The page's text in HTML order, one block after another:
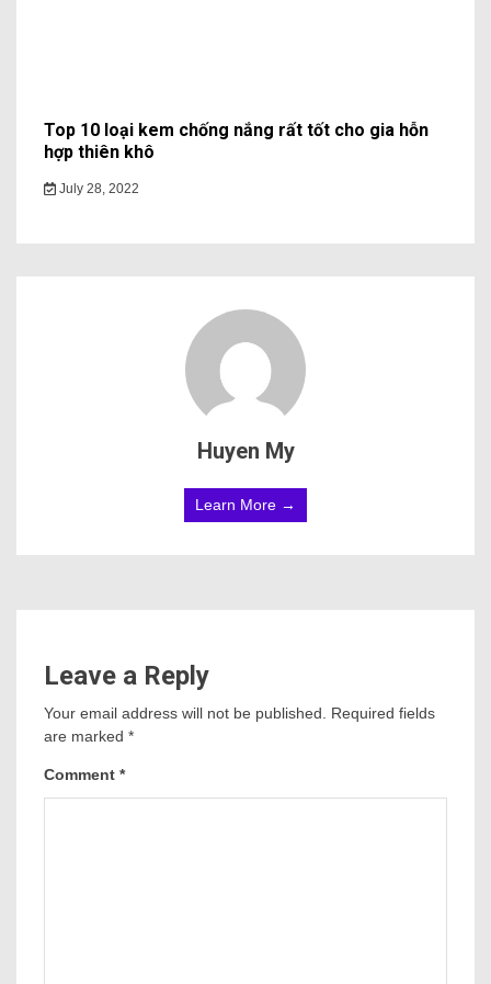
Top 10 loại kem chống nắng rất tốt cho gia hỗn
hợp thiên khô
July 28, 2022
Huyen My
Learn More →
Leave a Reply
Your email address will not be published. Required fields
are marked *
Comment *